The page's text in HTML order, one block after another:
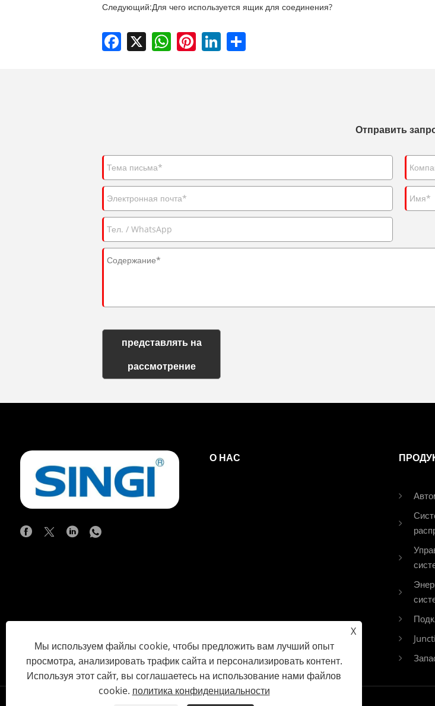
Следующий:Для чего используется ящик для соединения?
Facebook WhatsAppPinterestLinkedIn
Отправить
представлять на
рассмотрение
О НАС
X
Мы используем файлы cookie, чтобы предложить вам лучший опыт
просмотра, анализировать трафик сайта и персонализировать контент.
Используя этот сайт, вы соглашаетесь на использование нами файлов
cookie. политика конфиденциальности